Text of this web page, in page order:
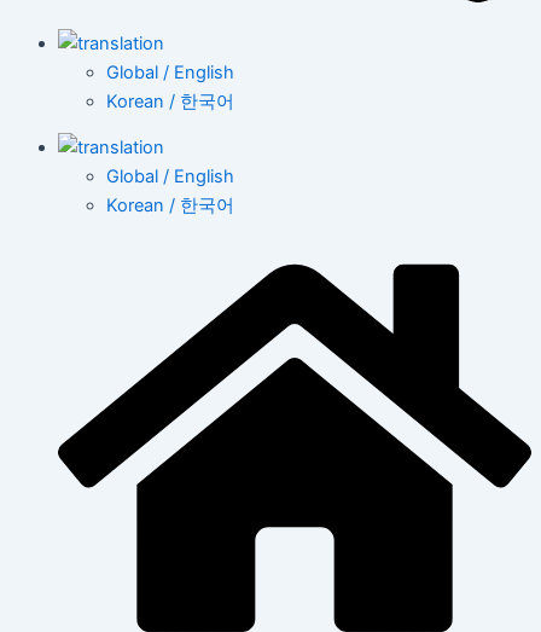
Global / English
Korean / 한국어
Global / English
Korean / 한국어